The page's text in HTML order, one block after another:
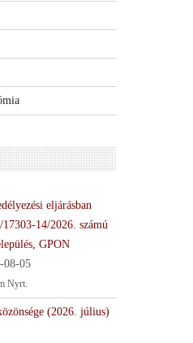
eljárásban
14/2026. számú
GPON
08-05
Nyrt.
(2026. július)